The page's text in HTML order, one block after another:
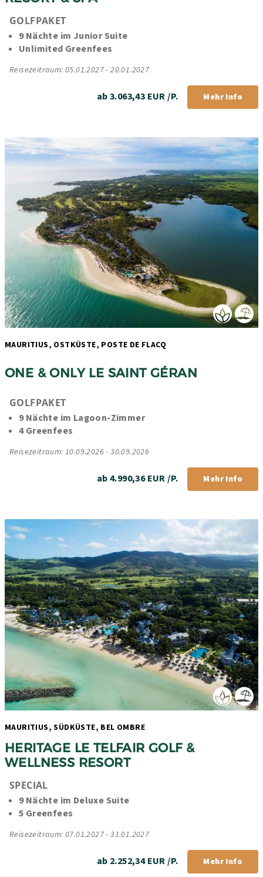
GOLFPAKET
9 Nächte im Junior Suite
Unlimited Greenfees
Reisezeitraum: 05.01.2027 - 20.01.2027
ab 3.063,43 EUR /P. Mehr Info
ONE & ONLY LE SAINT GÉRAN
GOLFPAKET
9 Nächte im Lagoon-Zimmer
4 Greenfees
Reisezeitraum: 10.09.2026 - 30.09.2026
ab 4.990,36 EUR /P. Mehr Info
HERITAGE LE TELFAIR GOLF &
WELLNESS RESORT
SPECIAL
9 Nächte im Deluxe Suite
5 Greenfees
Reisezeitraum: 07.01.2027 - 31.01.2027
ab 2.252,34 EUR /P. Mehr Info